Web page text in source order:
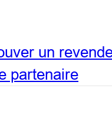
un
partenaire